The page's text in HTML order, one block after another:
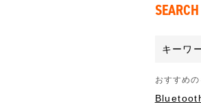
SEARCH
おすすめ